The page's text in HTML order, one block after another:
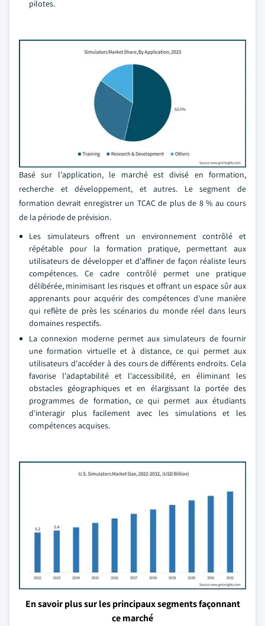
pilotes.
Basé sur l'application, le marché est divisé en formation,
recherche et développement, et autres. Le segment de
formation devrait enregistrer un TCAC de plus de 8 % au cours
de la période de prévision.
Les simulateurs offrent un environnement contrôlé et
répétable pour la formation pratique, permettant aux
utilisateurs de développer et d'affiner de façon réaliste leurs
compétences. Ce cadre contrôlé permet une pratique
délibérée, minimisant les risques et offrant un espace sûr aux
apprenants pour acquérir des compétences d'une manière
qui reflète de près les scénarios du monde réel dans leurs
domaines respectifs.
La connexion moderne permet aux simulateurs de fournir
une formation virtuelle et à distance, ce qui permet aux
utilisateurs d'accéder à des cours de différents endroits. Cela
favorise l'adaptabilité et l'accessibilité, en éliminant les
obstacles géographiques et en élargissant la portée des
programmes de formation, ce qui permet aux étudiants
d'interagir plus facilement avec les simulations et les
compétences acquises.
En savoir plus sur les principaux segments façonnant
ce marché